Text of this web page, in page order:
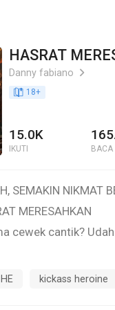
HASRAT
Danny fabiano ic_arrow_right
book_age 18+
15.0K
IKUTI BACA
SEMAKIN NIKMAT
MERESAHKAN
cewek cantik? Udah
janda kembang?
HE kickass heroine